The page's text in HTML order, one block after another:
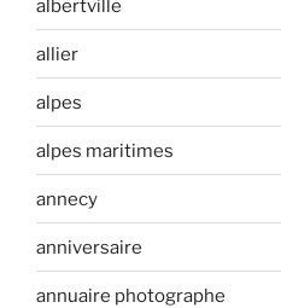
albertville
allier
alpes
alpes maritimes
annecy
anniversaire
annuaire photographe